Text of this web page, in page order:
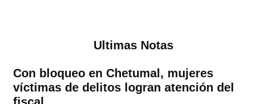
Ultimas Notas
Con bloqueo en Chetumal, mujeres
víctimas de delitos logran atención del